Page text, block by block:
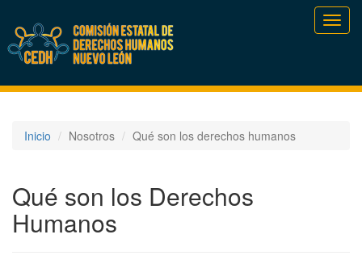
Inicio Nosotros Qué son los derechos humanos
Qué son los Derechos
Humanos